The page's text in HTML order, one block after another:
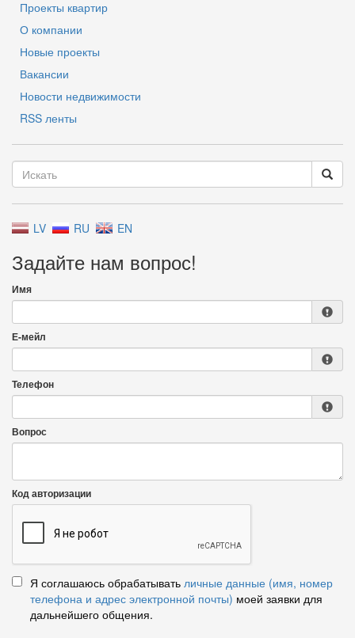
Проекты квартир
О компании
Новые проекты
Вакансии
Новости недвижимости
RSS ленты
LV RU EN
Задайте нам вопрос!
Имя
Е-мейл
Телефон
Вопрос
Код авторизации
Я соглашаюсь обрабатывать личные данные (имя, номер
телефона и адрес электронной почты) моей заявки для
дальнейшего общения.